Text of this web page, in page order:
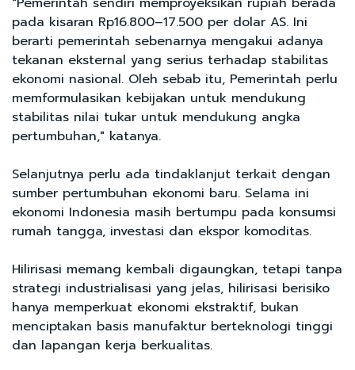
pada kisaran Rp16.800–17.500 per dolar AS. Ini
berarti pemerintah sebenarnya mengakui adanya
tekanan eksternal yang serius terhadap stabilitas
ekonomi nasional. Oleh sebab itu, Pemerintah perlu
memformulasikan kebijakan untuk mendukung
stabilitas nilai tukar untuk mendukung angka
pertumbuhan," katanya.
Selanjutnya perlu ada tindaklanjut terkait dengan
sumber pertumbuhan ekonomi baru. Selama ini
ekonomi Indonesia masih bertumpu pada konsumsi
rumah tangga, investasi dan ekspor komoditas.
Hilirisasi memang kembali digaungkan, tetapi tanpa
strategi industrialisasi yang jelas, hilirisasi berisiko
hanya memperkuat ekonomi ekstraktif, bukan
menciptakan basis manufaktur berteknologi tinggi
dan lapangan kerja berkualitas.